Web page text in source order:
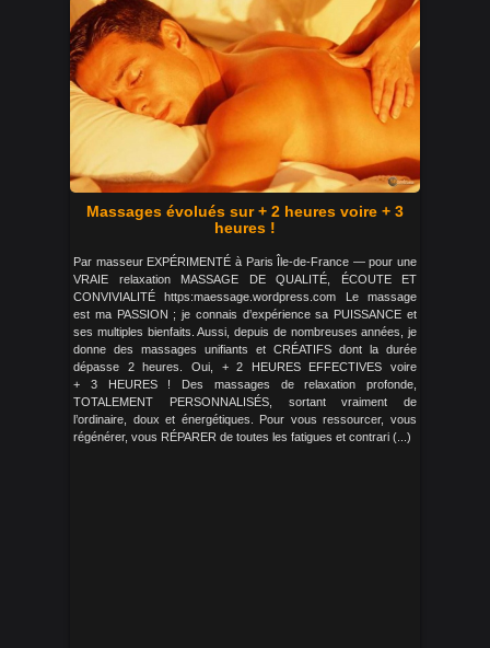
Massages évolués sur + 2 heures voire + 3
heures !
Par masseur EXPÉRIMENTÉ à Paris Île-de-France — pour une
VRAIE relaxation MASSAGE DE QUALITÉ, ÉCOUTE ET
CONVIVIALITÉ https:maessage.wordpress.com Le massage
est ma PASSION ; je connais d’expérience sa PUISSANCE et
ses multiples bienfaits. Aussi, depuis de nombreuses années, je
donne des massages unifiants et CRÉATIFS dont la durée
dépasse 2 heures. Oui, + 2 HEURES EFFECTIVES voire
+ 3 HEURES ! Des massages de relaxation profonde,
TOTALEMENT PERSONNALISÉS, sortant vraiment de
l’ordinaire, doux et énergétiques. Pour vous ressourcer, vous
régénérer, vous RÉPARER de toutes les fatigues et contrari (...)